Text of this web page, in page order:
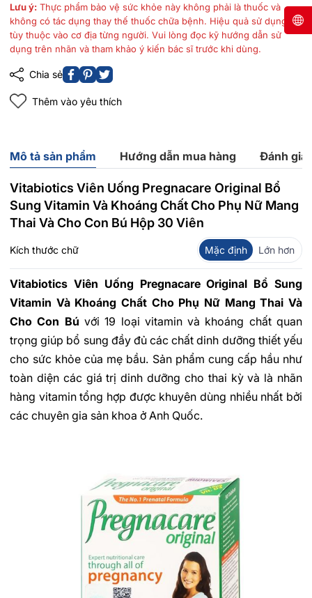
Lưu ý: Thực phẩm bảo vệ sức khỏe này không phải là thuốc và
không có tác dụng thay thế thuốc chữa bệnh. Hiệu quả sử dụng
tùy thuộc vào cơ địa từng người. Vui lòng đọc kỹ hướng dẫn sử
dụng trên nhãn và tham khảo ý kiến bác sĩ trước khi dùng.
Chia sẻ
Thêm vào yêu thích
Mô tả sản phẩm Hướng dẫn mua hàng Đánh giá
Vitabiotics Viên Uống Pregnacare Original Bổ
Sung Vitamin Và Khoáng Chất Cho Phụ Nữ Mang
Thai Và Cho Con Bú Hộp 30 Viên
Kích thước chữ Mặc định Lớn hơn
Vitabiotics Viên Uống Pregnacare Original Bổ Sung
Vitamin Và Khoáng Chất Cho Phụ Nữ Mang Thai Và
Cho Con Bú với 19 loại vitamin và khoáng chất quan
trọng giúp bổ sung đầy đủ các chất dinh dưỡng thiết yếu
cho sức khỏe của mẹ bầu. Sản phẩm cung cấp hầu như
toàn diện các giá trị dinh dưỡng cho thai kỳ và là nhãn
hàng vitamin tổng hợp được khuyên dùng nhiều nhất bởi
các chuyên gia sản khoa ở Anh Quốc.